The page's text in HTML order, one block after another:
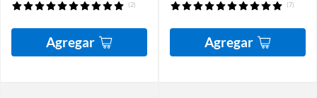
(2)
Agregar
(7)
Agregar